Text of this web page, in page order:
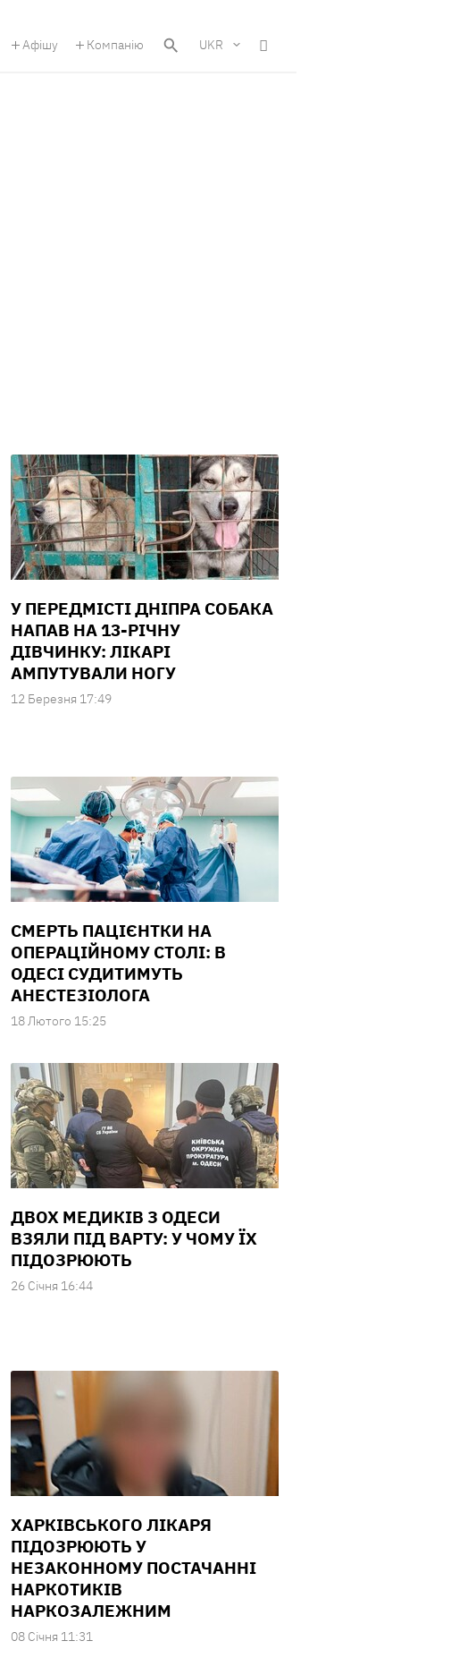
Афішу Компанію UKR
У ПЕРЕДМІСТІ ДНІПРА СОБАКА
НАПАВ НА 13-РІЧНУ
ДІВЧИНКУ: ЛІКАРІ
АМПУТУВАЛИ НОГУ
12 Березня 17:49
СМЕРТЬ ПАЦІЄНТКИ НА
ОПЕРАЦІЙНОМУ СТОЛІ: В
ОДЕСІ СУДИТИМУТЬ
АНЕСТЕЗІОЛОГА
18 Лютого 15:25
ДВОХ МЕДИКІВ З ОДЕСИ
ВЗЯЛИ ПІД ВАРТУ: У ЧОМУ ЇХ
ПІДОЗРЮЮТЬ
26 Сiчня 16:44
ХАРКІВСЬКОГО ЛІКАРЯ
ПІДОЗРЮЮТЬ У
НЕЗАКОННОМУ ПОСТАЧАННІ
НАРКОТИКІВ
НАРКОЗАЛЕЖНИМ
08 Сiчня 11:31